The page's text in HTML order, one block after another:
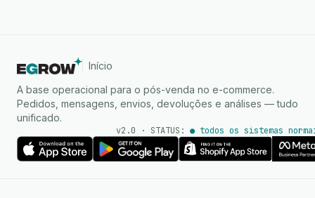
Início
A base operacional para o pós-venda no e-commerce.
Pedidos, mensagens, envios, devoluções e análises — tudo
unificado.
v2.0 · STATUS: ● todos os sistemas